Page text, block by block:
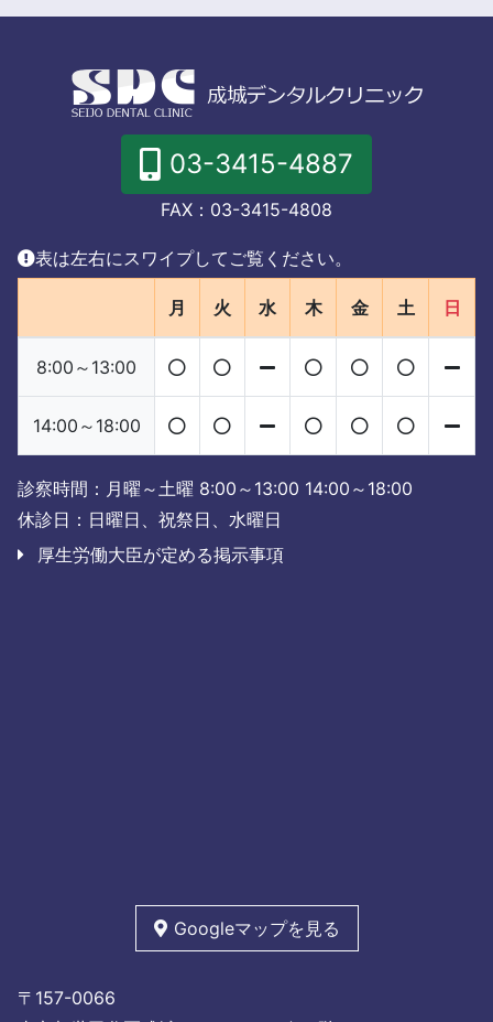
03-3415-4887
FAX：03-3415-4808
表は左右にスワイプしてご覧ください。
月 火 水 木 金 土 日
8:00～13:00
14:00～18:00
診察時間：月曜～土曜 8:00～13:00 14:00～18:00
休診日：日曜日、祝祭日、水曜日
厚生労働大臣が定める掲示事項
Googleマップを見る
〒157-0066